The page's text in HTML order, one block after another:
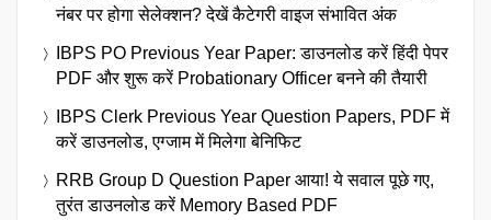
नंबर पर होगा सेलेक्शन? देखें कैटेगरी वाइज संभावित अंक
IBPS PO Previous Year Paper: डाउनलोड करें हिंदी पेपर
PDF और शुरू करें Probationary Officer बनने की तैयारी
IBPS Clerk Previous Year Question Papers, PDF में
करें डाउनलोड, एग्जाम में मिलेगा बेनिफिट
RRB Group D Question Paper आया! ये सवाल पूछे गए,
तुरंत डाउनलोड करें Memory Based PDF